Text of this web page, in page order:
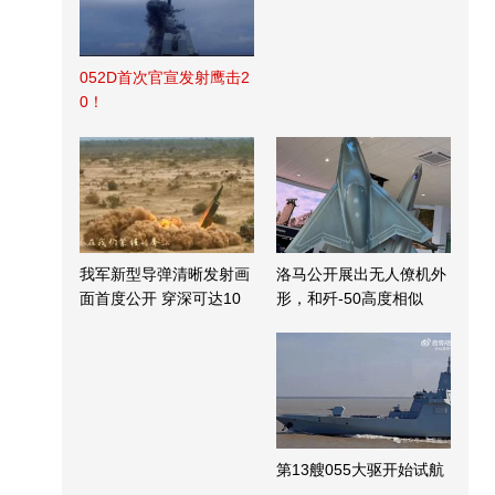
052D首次官宣发射鹰击2
0！
我军新型导弹清晰发射画
面首度公开 穿深可达10
洛马公开展出无人僚机外
形，和歼-50高度相似
第13艘055大驱开始试航